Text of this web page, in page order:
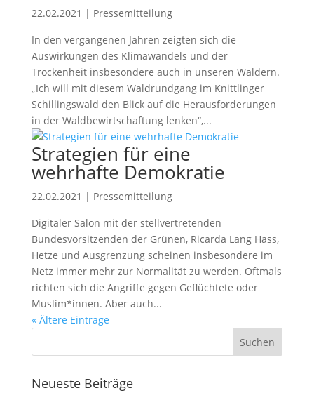
22.02.2021 | Pressemitteilung
In den vergangenen Jahren zeigten sich die
Auswirkungen des Klimawandels und der
Trockenheit insbesondere auch in unseren Wäldern.
„Ich will mit diesem Waldrundgang im Knittlinger
Schillingswald den Blick auf die Herausforderungen
in der Waldbewirtschaftung lenken“,...
Strategien für eine
wehrhafte Demokratie
22.02.2021 | Pressemitteilung
Digitaler Salon mit der stellvertretenden
Bundesvorsitzenden der Grünen, Ricarda Lang Hass,
Hetze und Ausgrenzung scheinen insbesondere im
Netz immer mehr zur Normalität zu werden. Oftmals
richten sich die Angriffe gegen Geflüchtete oder
Muslim*innen. Aber auch...
« Ältere Einträge
Neueste Beiträge